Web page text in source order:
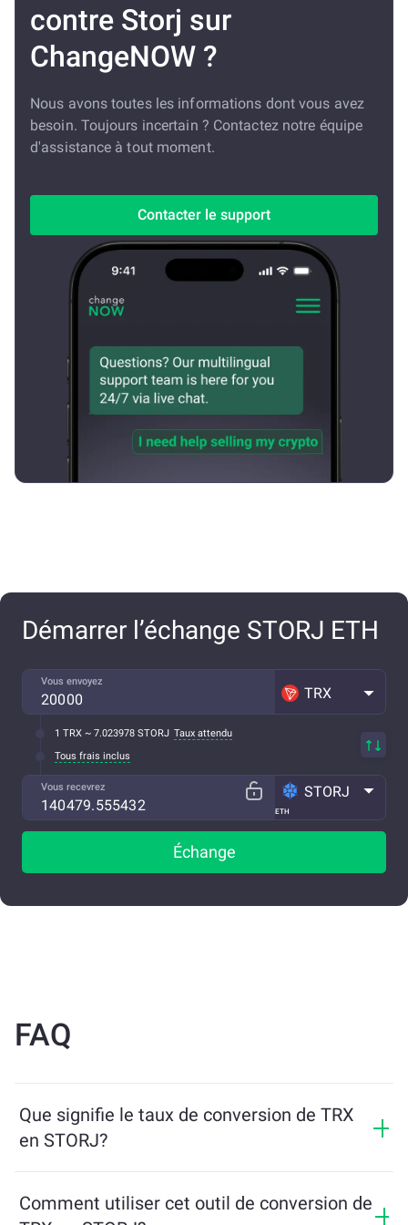
contre Storj sur
ChangeNOW ?
Nous avons toutes les informations dont vous avez
besoin. Toujours incertain ? Contactez notre équipe
d'assistance à tout moment.
Contacter le support
Démarrer l’échange STORJ ETH
Vous envoyez
TRX
1 TRX ~ 7.023978 STORJ Taux attendu
Tous frais inclus
Vous recevrez
ETH
STORJ
Échange
FAQ
Que signifie le taux de conversion de TRX
en STORJ?
recevrez en échange de TRX. Ce taux fluctue en
fonction des conditions du marché, de l’offre et de la
Comment utiliser cet outil de conversion de